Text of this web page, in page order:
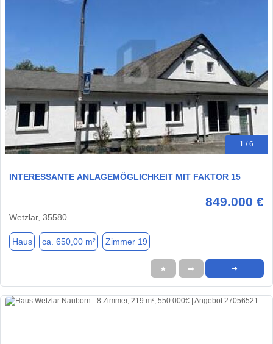
1 / 6
INTERESSANTE ANLAGEMÖGLICHKEIT MIT FAKTOR 15
849.000 €
Wetzlar, 35580
Haus ca. 650,00 m² Zimmer 19
★ ➦ ➜